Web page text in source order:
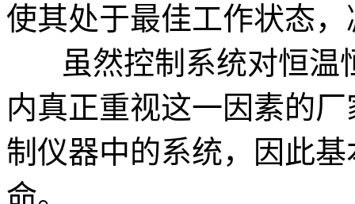
使其处于最佳工作状态
虽然控制系统对恒温
内真正重视这一因素的
制仪器中的系统，因此
命。